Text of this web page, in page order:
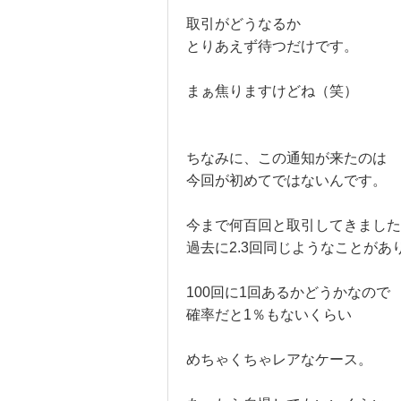
取引がどうなるか
とりあえず待つだけです。
まぁ焦りますけどね（笑）
ちなみに、この通知が来たのは
今回が初めてではないんです。
今まで何百回と取引してきまし
過去に2.3回同じようなことがあ
100回に1回あるかどうかなので
確率だと1％もないくらい
めちゃくちゃレアなケース。